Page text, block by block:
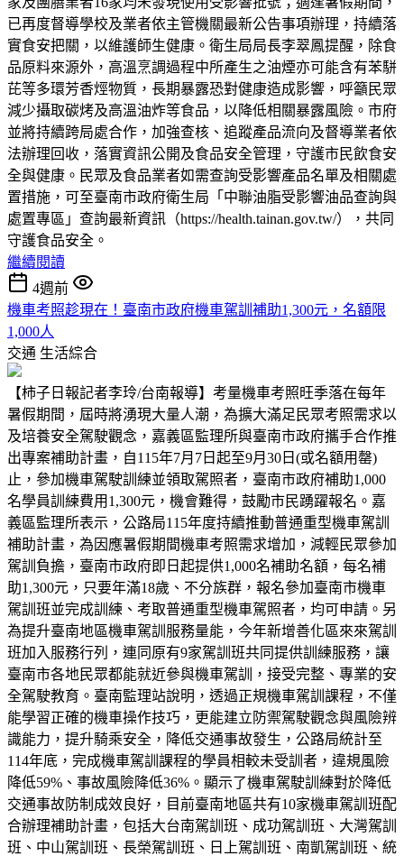
已再度督導學校及業者依主管機關最新公告事項辦理，持續落
實食安把關，以維護師生健康。衛生局局長李翠鳳提醒，除食
品原料來源外，高溫烹調過程中所產生之油煙亦可能含有苯駢
芘等多環芳香烴物質，長期暴露恐對健康造成影響，呼籲民眾
減少攝取碳烤及高溫油炸等食品，以降低相關暴露風險。市府
並將持續跨局處合作，加強查核、追蹤產品流向及督導業者依
法辦理回收，落實資訊公開及食品安全管理，守護市民飲食安
全與健康。民眾及食品業者如需查詢受影響產品名單及相關處
置措施，可至臺南市政府衛生局「中聯油脂受影響油品查詢與
處置專區」查詢最新資訊（https://health.tainan.gov.tw/），共同
守護食品安全。
繼續閱讀
4週前
機車考照趁現在！臺南市政府機車駕訓補助1,300元，名額限
1,000人
交通 生活綜合
【柿子日報記者李玲/台南報導】考量機車考照旺季落在每年
暑假期間，屆時將湧現大量人潮，為擴大滿足民眾考照需求以
及培養安全駕駛觀念，嘉義區監理所與臺南市政府攜手合作推
出專案補助計畫，自115年7月7日起至9月30日(或名額用罄)
止，參加機車駕駛訓練並領取駕照者，臺南市政府補助1,000
名學員訓練費用1,300元，機會難得，鼓勵市民踴躍報名。嘉
義區監理所表示，公路局115年度持續推動普通重型機車駕訓
補助計畫，為因應暑假期間機車考照需求增加，減輕民眾參加
駕訓負擔，臺南市政府即日起提供1,000名補助名額，每名補
助1,300元，只要年滿18歲、不分族群，報名參加臺南市機車
駕訓班並完成訓練、考取普通重型機車駕照者，均可申請。另
為提升臺南地區機車駕訓服務量能，今年新增善化區來來駕訓
班加入服務行列，連同原有9家駕訓班共同提供訓練服務，讓
臺南市各地民眾都能就近參與機車駕訓，接受完整、專業的安
全駕駛教育。臺南監理站說明，透過正規機車駕訓課程，不僅
能學習正確的機車操作技巧，更能建立防禦駕駛觀念與風險辨
識能力，提升騎乘安全，降低交通事故發生，公路局統計至
114年底，完成機車駕訓課程的學員相較未受訓者，違規風險
降低59%、事故風險降低36%。顯示了機車駕駛訓練對於降低
交通事故防制成效良好，目前臺南地區共有10家機車駕訓班配
合辦理補助計畫，包括大台南駕訓班、成功駕訓班、大灣駕訓
班、中山駕訓班、長榮駕訓班、日上駕訓班、南凱駕訓班、統